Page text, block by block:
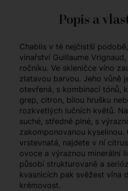
Popis a
Chablis v té nejčistší
vinařství Guillaume
ročníku. Ve skleničce víno
zlatavou barvou. Jeho vůně
otevřená, s kombinací tónů,
grep, citron, bílou hrušku
rozkvetlých lučních květů.
suché, středně plné, s
zakomponovanou kyselinou.
vrstevnatá, najdete v ní
ovoce a výraznou minerální
působí strukturovaně a
kvasnicích pak svěžest vína
krémovost.